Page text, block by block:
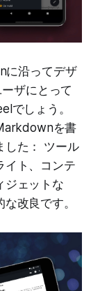
に沿ってデザ
ザにとって
でしょう。
を書
した： ツール
イト、コンテ
ジェットな
改良です。